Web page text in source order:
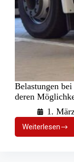
Belastungen
deren
1.
Weiterlesen
bei